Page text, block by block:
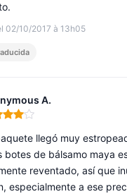
02/10/2017 à 13h05
A.
4 de 5
llegó muy
botes de bálsamo maya
reventado, así que
especialmente a ese